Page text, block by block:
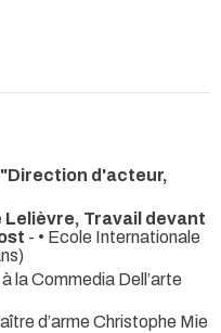
"Direction d'acteur,
Travail devant
- • Ecole Internationale
la Commedia Dell’arte
d’arme Christophe Mie